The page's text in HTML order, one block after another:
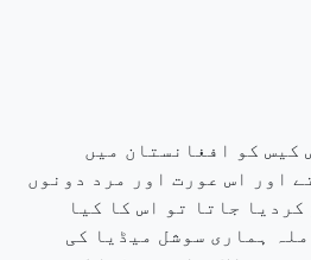
کیس کو افغانستان میں
اور اس عورت اور مرد دونوں
جاتا تو اس کا کیا
ہماری سوشل میڈیا کی